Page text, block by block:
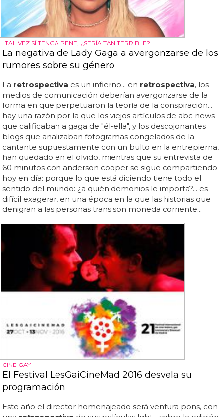
"TAL VEZ SÍ TENGA PENE, ¿SERÍA TAN TERRIBLE?"
La negativa de Lady Gaga a avergonzarse de los
rumores sobre su género
La retrospectiva es un infierno... en retrospectiva, los
medios de comunicación deberían avergonzarse de la
forma en que perpetuaron la teoría de la conspiración...
hay una razón por la que los viejos artículos de abc news
que calificaban a gaga de "él-ella", y los descojonantes
blogs que analizaban fotogramas congelados de la
cantante supuestamente con un bulto en la entrepierna,
han quedado en el olvido, mientras que su entrevista de
60 minutos con anderson cooper se sigue compartiendo
hoy en día: porque lo que está diciendo tiene todo el
sentido del mundo: ¿a quién demonios le importa?... es
difícil exagerar, en una época en la que las historias que
denigran a las personas trans son moneda corriente...
CINE GAY
El Festival LesGaiCineMad 2016 desvela su
programación
Este año el director homenajeado será ventura pons, con